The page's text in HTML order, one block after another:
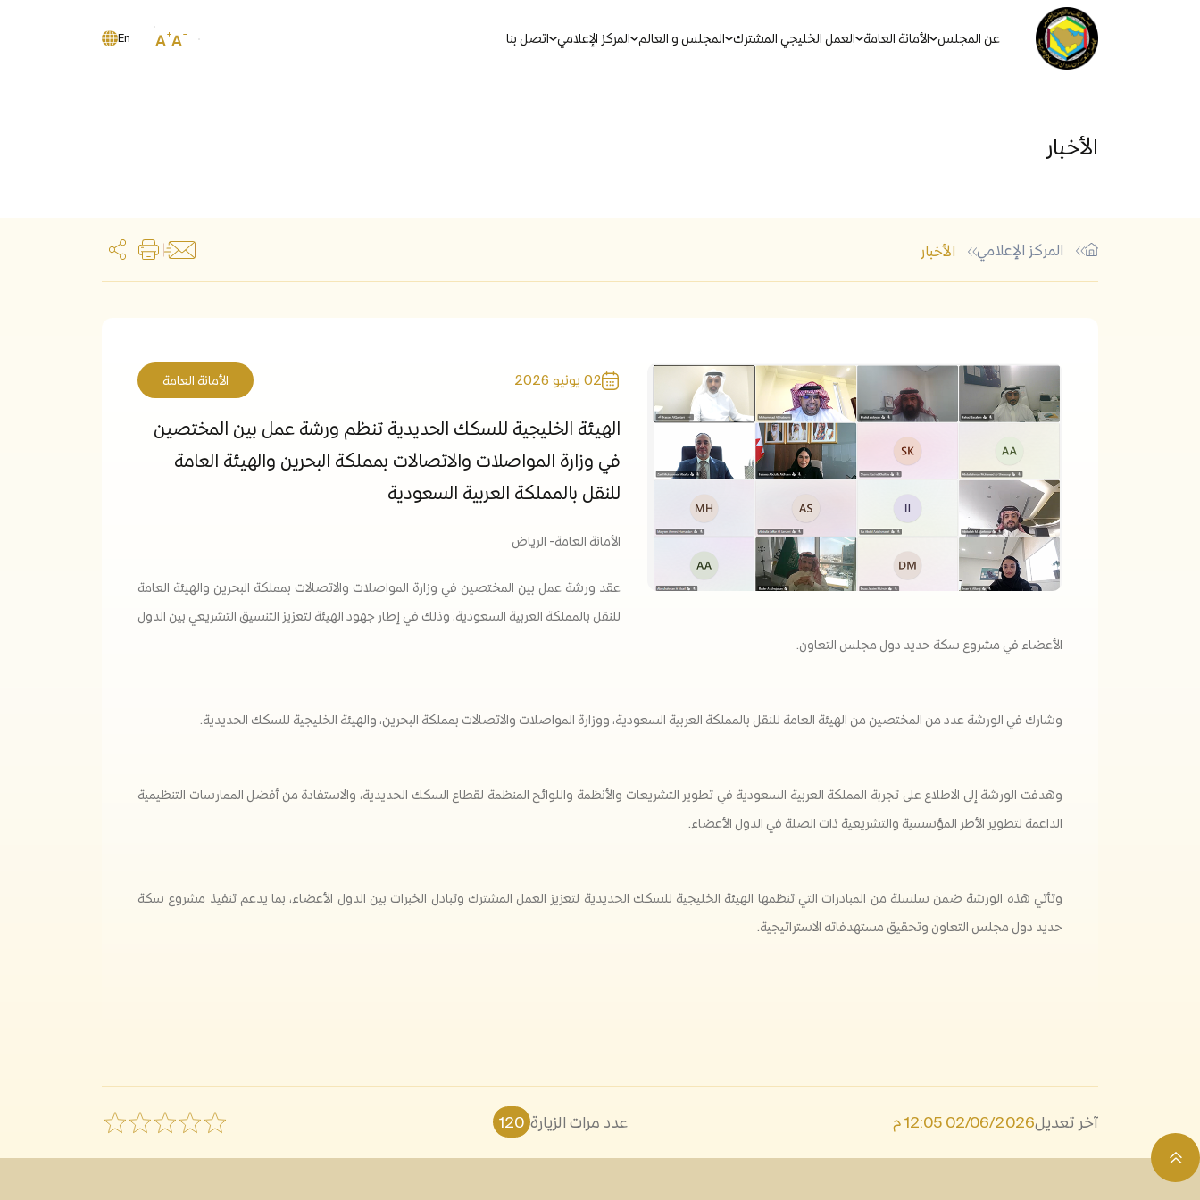
عن المجلس الأمانة العامة العمل الخليجي المشترك المجلس و العالم المركز الإعلامي اتصل بنا En
الأخبار
المركز الإعلامي الأخبار
02 يونيو 2026 الأمانة العامة
الهيئة الخليجية للسكك الحديدية تنظم ورشة عمل بين المختصين
في وزارة المواصلات والاتصالات بمملكة البحرين والهيئة العامة
للنقل بالمملكة العربية السعودية
الأمانة العامة- الرياض
عقد ورشة عمل بين المختصين في وزارة المواصلات والاتصالات بمملكة البحرين والهيئة العامة
للنقل بالمملكة العربية السعودية، وذلك في إطار جهود الهيئة لتعزيز التنسيق التشريعي بين الدول
الأعضاء في مشروع سكة حديد دول مجلس التعاون.
وشارك في الورشة عدد من المختصين من الهيئة العامة للنقل بالمملكة العربية السعودية، ووزارة المواصلات والاتصالات بمملكة البحرين، والهيئة الخليجية للسكك الحديدية.
وهدفت الورشة إلى الاطلاع على تجربة المملكة العربية السعودية في تطوير التشريعات والأنظمة واللوائح المنظمة لقطاع السكك الحديدية، والاستفادة من أفضل الممارسات التنظيمية
الداعمة لتطوير الأطر المؤسسية والتشريعية ذات الصلة في الدول الأعضاء.
وتأتي هذه الورشة ضمن سلسلة من المبادرات التي تنظمها الهيئة الخليجية للسكك الحديدية لتعزيز العمل المشترك وتبادل الخبرات بين الدول الأعضاء، بما يدعم تنفيذ مشروع سكة
حديد دول مجلس التعاون وتحقيق مستهدفاته الاستراتيجية.
آخر تعديل02/06/2026 12:05 م عدد مرات الزيارة 120
أكثر الكلمات الشائعة في البحث